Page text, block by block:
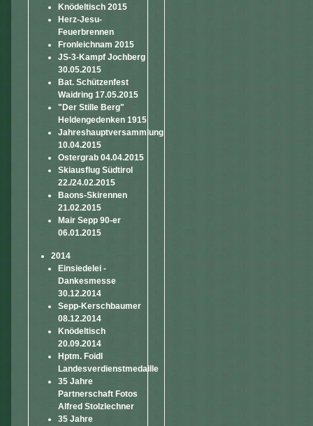
Knödeltisch 2015
Herz-Jesu-
Feuerbrennen
Fronleichnam 2015
JS-3-Kampf Jochberg
30.05.2015
Bat. Schützenfest
Waidring 17.05.2015
"Der Stille Berg"
Heldengedenken 1915
Jahreshauptversammlung
10.04.2015
Ostergrab 04.04.2015
Skiausflug Südtirol
22./24.02.2015
Baons-Skirennen
21.02.2015
Mair Sepp 90-er
06.01.2015
2014
Einsiedelei -
Dankesmesse
30.12.2014
Sepp-Kerschbaumer
08.12.2014
Knödeltisch
20.09.2014
Hptm. Foidl
Landesverdienstmedaille
35 Jahre
Partnerschaft Fotos
Alfred Stolzlechner
35 Jahre